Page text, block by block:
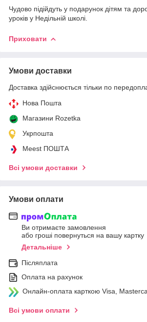
Чудово підійдуть у подарунок дітям та
уроків у Недільній школі.
Приховати
Умови доставки
Доставка здійснюється тільки по
Нова Пошта
Магазини Rozetka
Укрпошта
Meest ПОШТА
Всі умови доставки
Умови оплати
Ви отримаєте замовлення
або гроші повернуться на вашу картку
Детальніше
Післяплата
Оплата на рахунок
Онлайн-оплата карткою Visa,
Всі умови оплати